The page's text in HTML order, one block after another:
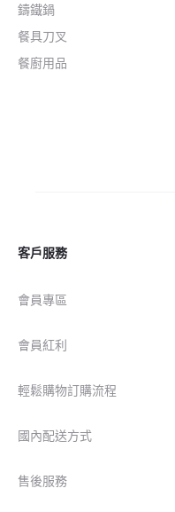
鑄鐵鍋
餐具刀叉
餐廚用品
客戶服務
會員專區
會員紅利
輕鬆購物訂購流程
國內配送方式
售後服務